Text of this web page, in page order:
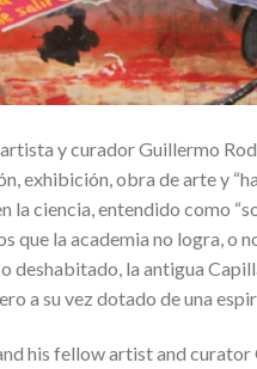
y curador Guillermo
exhibición, obra de arte y
la ciencia, entendido como
que la academia no logra, o
deshabitado, la antigua
a su vez dotado de una
his fellow artist and